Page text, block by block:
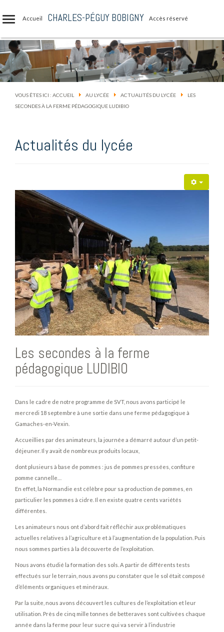
Accueil CHARLES-PÉGUY BOBIGNY Accès réservé
VOUS ÊTES ICI : ACCUEIL AU LYCÉE ACTUALITÉS DU LYCÉE
LES
SECONDES À LA FERME PÉDAGOGIQUE LUDIBIO
Actualités du lycée
Les secondes à la ferme
pédagogique LUDIBIO
Dans le cadre de notre programme de SVT, nous avons participé le
mercredi 18 septembre à une sortie dans une ferme pédagogique à
Gamaches-en-Vexin.
Accueillies par des animateurs, la journée a démarré autour d’un petit-
déjeuner. Il y avait de nombreux produits locaux,
dont plusieurs à base de pommes : jus de pommes pressées, confiture
pomme cannelle…
En effet, la Normandie est célèbre pour sa production de pommes, en
particulier les pommes à cidre. Il en existe quatre cents variétés
différentes.
Les animateurs nous ont d’abord fait réfléchir aux problématiques
actuelles relatives à l’agriculture et à l’augmentation de la population. Puis
nous sommes parties à la découverte de l’exploitation.
Nous avons étudié la formation des sols. A partir de différents tests
effectués sur le terrain, nous avons pu constater que le sol était composé
d’éléments organiques et minéraux.
Par la suite, nous avons découvert les cultures de l’exploitation et leur
utilisation. Près de cinq mille tonnes de betteraves sont cultivées chaque
année dans la ferme pour leur sucre qui va servir à l’industrie